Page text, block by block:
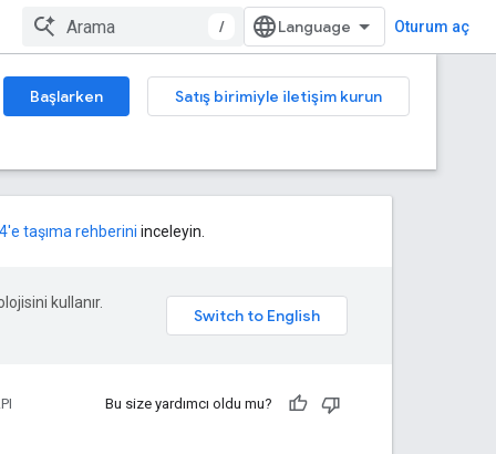
/ Oturum aç
Başlarken Satış birimiyle iletişim kurun
taşıma rehberini inceleyin.
kullanır.
Bu size yardımcı oldu mu?